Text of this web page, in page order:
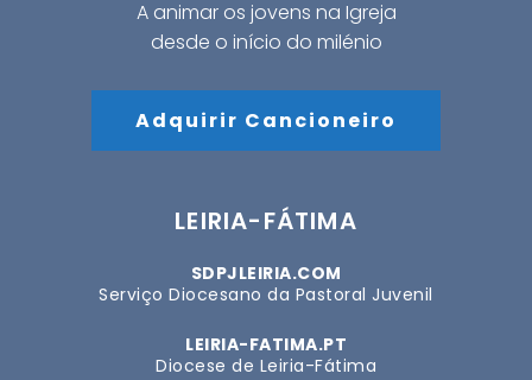
A animar os jovens na Igreja
desde o início do milénio
Adquirir Cancioneiro
LEIRIA-FÁTIMA
SDPJLEIRIA.COM
Serviço Diocesano da Pastoral Juvenil
LEIRIA-FATIMA.PT
Diocese de Leiria-Fátima